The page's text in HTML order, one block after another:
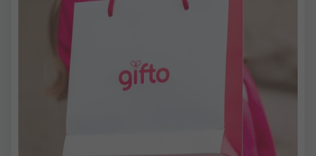
Селекцията ни от подаръчни ваучери за делтапланер
са подходящи за рожден ден, юбилей, годишнина,
както и други поводи и празници за приятели, колеги,
мъж, жена, родители, шефове и други важни за нас